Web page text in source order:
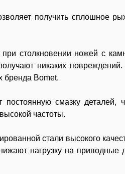
получить сплошное
столкновении ножей с
никаких
бренда Bomet.
смазку деталей,
частоты.
стали высокого
нагрузку на приводные